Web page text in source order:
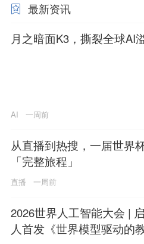
最新资讯
月之暗面K3，撕裂全球AI
AI 一周前
从直播到热搜，一届世界
「完整旅程」
直播 一周前
2026世界人工智能大会 |
人首发《世界模型驱动的